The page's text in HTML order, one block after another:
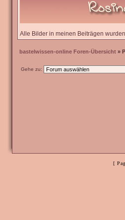
Alle Bilder in meinen Beiträgen
bastelwissen-online Foren-Übersicht »
Gehe zu:
[